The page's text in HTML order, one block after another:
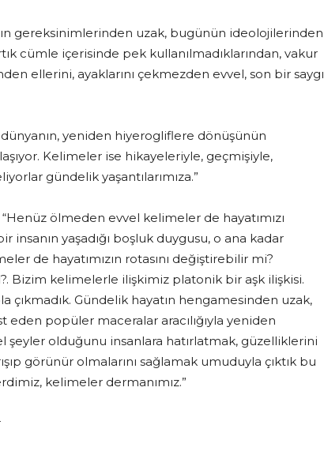
gereksinimlerinden uzak, bugünün ideolojilerinden
cümle içerisinde pek kullanılmadıklarından, vakur
ellerini, ayaklarını çekmezden evvel, son bir saygı
yeniden hiyerogliflere dönüşünün
Kelimeler ise hikayeleriyle, geçmişiyle,
gündelik yaşantılarımıza.”
ölmeden evvel kelimeler de hayatımızı
yaşadığı boşluk duygusu, o ana kadar
de hayatımızın rotasını değiştirebilir mi?
Bizim kelimelerle ilişkimiz platonik bir aşk ilişkisi.
çıkmadık. Gündelik hayatın hengamesinden uzak,
popüler maceralar aracılığıyla yeniden
olduğunu insanlara hatırlatmak, güzelliklerini
görünür olmalarını sağlamak umuduyla çıktık bu
kelimeler dermanımız.”